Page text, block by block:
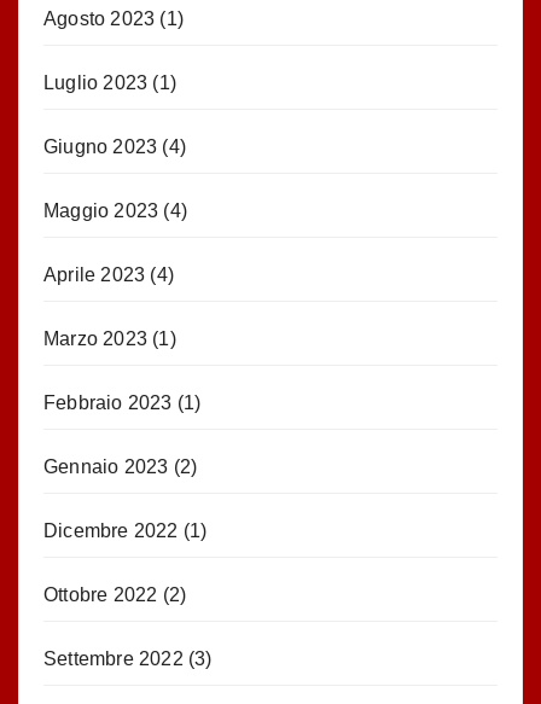
Agosto 2023 (1)
Luglio 2023 (1)
Giugno 2023 (4)
Maggio 2023 (4)
Aprile 2023 (4)
Marzo 2023 (1)
Febbraio 2023 (1)
Gennaio 2023 (2)
Dicembre 2022 (1)
Ottobre 2022 (2)
Settembre 2022 (3)